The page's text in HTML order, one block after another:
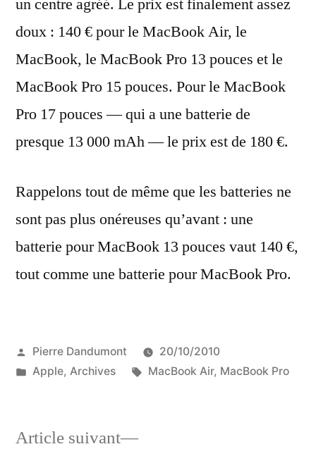
un centre agréé. Le prix est finalement assez
doux : 140 € pour le MacBook Air, le
MacBook, le MacBook Pro 13 pouces et le
MacBook Pro 15 pouces. Pour le MacBook
Pro 17 pouces — qui a une batterie de
presque 13 000 mAh — le prix est de 180 €.
Rappelons tout de même que les batteries ne
sont pas plus onéreuses qu’avant : une
batterie pour MacBook 13 pouces vaut 140 €,
tout comme une batterie pour MacBook Pro.
Publié
par
Pierre Dandumont
20/10/2010
Publié
Apple, Archives Étiquettes :
MacBook Air, MacBook Pro
Article suivant
Article